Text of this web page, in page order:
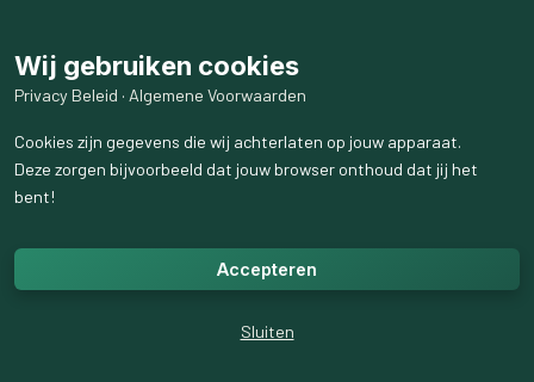
Wij gebruiken cookies
Privacy Beleid · Algemene Voorwaarden
Cookies zijn gegevens die wij achterlaten op jouw apparaat.
Deze zorgen bijvoorbeeld dat jouw browser onthoud dat jij het
bent!
Accepteren
Sluiten